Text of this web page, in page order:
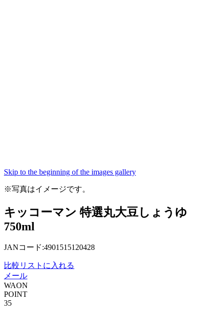
Skip to the beginning of the images gallery
※写真はイメージです。
キッコーマン 特選丸大豆しょうゆ
750ml
JANコード:4901515120428
比較リストに入れる
メール
WAON
POINT
35